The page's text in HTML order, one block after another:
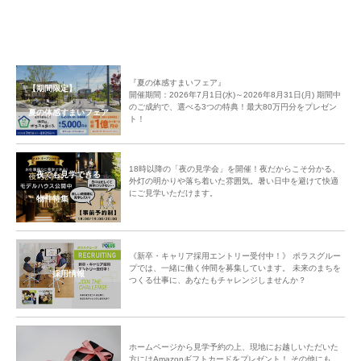
【期間限定】
夏の体感すまいフェア
『夏の体感すまいフェア』
開催期間：2026年7月1日(水)～2026年8月31日(月) 期間中
のご成約で、選べる3つの特典！最大80万円分をプレゼン
ト！
夜でも見学できる
物件特集
18時以降の「夜の見学会」を開催！夜だからこそ分かる、
外灯の明かりや落ち着いた雰囲気。暑い日中を避けて快適
にご見学いただけます。
採用情報
《新卒・キャリア採用エントリー受付中！》 ポラスグルー
プでは、一緒に働く仲間を募集しています。 未来のまちを
つくる仕事に、あなたもチャレンジしませんか？
ホームページから見学予約の上、現地にお越しいただいた
方にはAmazonギフトカードをプレゼント！ その他にも、